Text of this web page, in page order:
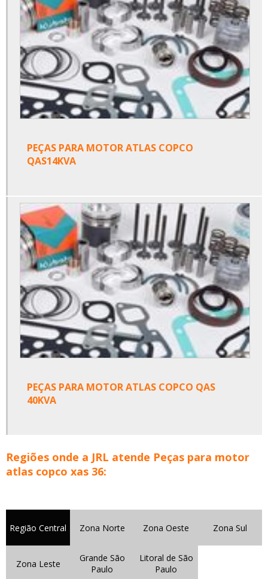
PEÇAS PARA MOTOR ATLAS COPCO
QAS14KVA
PEÇAS PARA MOTOR ATLAS COPCO QAS
40KVA
Regiões onde a JRL atende Peças para motor
atlas copco xas 36:
Região Central Zona Norte Zona Oeste Zona Sul
Zona Leste
Grande São
Paulo
Litoral de São
Paulo